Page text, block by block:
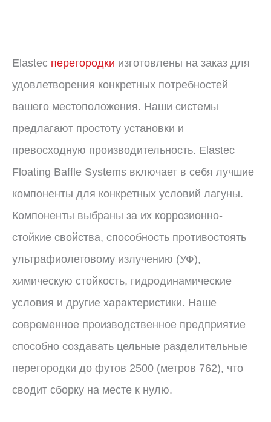
Elastec перегородки изготовлены на заказ для
удовлетворения конкретных потребностей
вашего местоположения. Наши системы
предлагают простоту установки и
превосходную производительность. Elastec
Floating Baffle Systems включает в себя лучшие
компоненты для конкретных условий лагуны.
Компоненты выбраны за их коррозионно-
стойкие свойства, способность противостоять
ультрафиолетовому излучению (УФ),
химическую стойкость, гидродинамические
условия и другие характеристики. Наше
современное производственное предприятие
способно создавать цельные разделительные
перегородки до футов 2500 (метров 762), что
сводит сборку на месте к нулю.